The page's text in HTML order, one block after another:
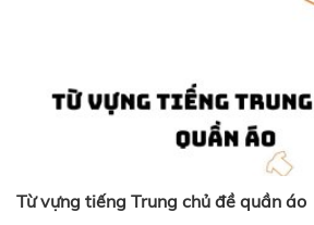
Từ vựng tiếng Trung chủ đề quần áo